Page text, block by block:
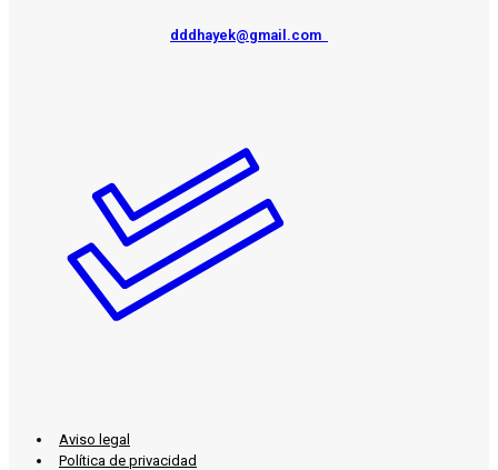
dddhayek@gmail.com
Aviso legal
Política de privacidad